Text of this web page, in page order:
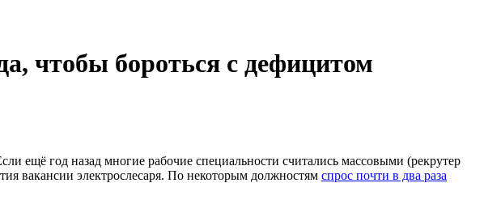
чтобы бороться с дефицитом
ещё год назад многие рабочие специальности считались массовыми (рекрутер
вакансии электрослесаря. По некоторым должностям спрос почти в два раза